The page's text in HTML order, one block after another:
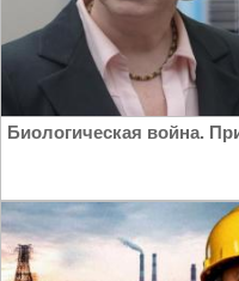
Биологическая война.